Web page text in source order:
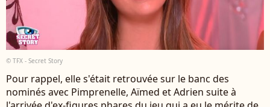
© TFX - Secret Story
Pour rappel, elle s'était retrouvée sur le banc des
nominés avec Pimprenelle, Aïmed et Adrien suite à